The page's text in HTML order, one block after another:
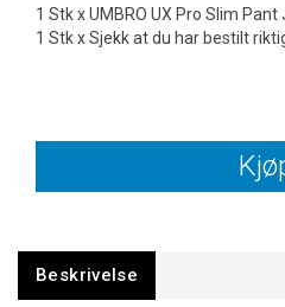
1 Stk x UMBRO UX Pro Slim
1 Stk x Sjekk at du har bestilt
Beskrivelse